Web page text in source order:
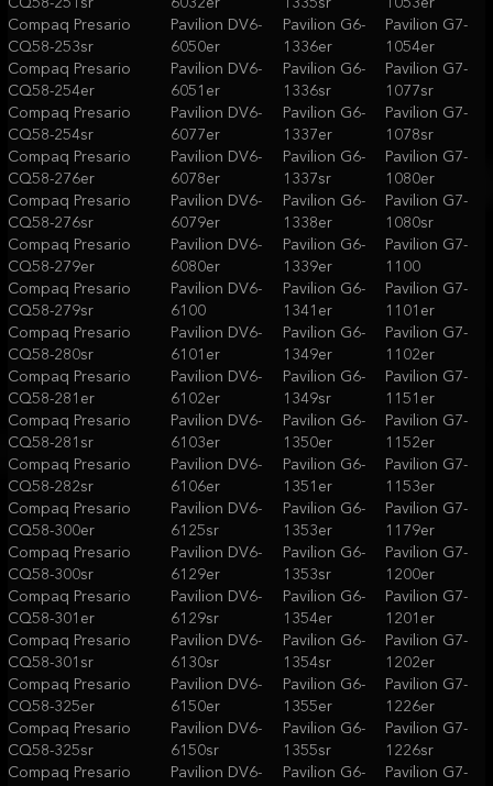
Compaq Presario
CQ58-253sr
Compaq Presario
CQ58-254er
Compaq Presario
CQ58-254sr
Compaq Presario
CQ58-276er
Compaq Presario
CQ58-276sr
Compaq Presario
CQ58-279er
Compaq Presario
CQ58-279sr
Compaq Presario
CQ58-280sr
Compaq Presario
CQ58-281er
Compaq Presario
CQ58-281sr
Compaq Presario
CQ58-282sr
Compaq Presario
CQ58-300er
Compaq Presario
CQ58-300sr
Compaq Presario
CQ58-301er
Compaq Presario
CQ58-301sr
Compaq Presario
CQ58-325er
Compaq Presario
CQ58-325sr
Compaq Presario
Pavilion DV6-
6050er
Pavilion DV6-
6051er
Pavilion DV6-
6077er
Pavilion DV6-
6078er
Pavilion DV6-
6079er
Pavilion DV6-
6080er
Pavilion DV6-
6100
Pavilion DV6-
6101er
Pavilion DV6-
6102er
Pavilion DV6-
6103er
Pavilion DV6-
6106er
Pavilion DV6-
6125sr
Pavilion DV6-
6129er
Pavilion DV6-
6129sr
Pavilion DV6-
6130sr
Pavilion DV6-
6150er
Pavilion DV6-
6150sr
Pavilion DV6-
Pavilion G6-
1336er
Pavilion G6-
1336sr
Pavilion G6-
1337er
Pavilion G6-
1337sr
Pavilion G6-
1338er
Pavilion G6-
1339er
Pavilion G6-
1341er
Pavilion G6-
1349er
Pavilion G6-
1349sr
Pavilion G6-
1350er
Pavilion G6-
1351er
Pavilion G6-
1353er
Pavilion G6-
1353sr
Pavilion G6-
1354er
Pavilion G6-
1354sr
Pavilion G6-
1355er
Pavilion G6-
1355sr
Pavilion G6-
Pavilion G7-
1054er
Pavilion G7-
1077sr
Pavilion G7-
1078sr
Pavilion G7-
1080er
Pavilion G7-
1080sr
Pavilion G7-
1100
Pavilion G7-
1101er
Pavilion G7-
1102er
Pavilion G7-
1151er
Pavilion G7-
1152er
Pavilion G7-
1153er
Pavilion G7-
1179er
Pavilion G7-
1200er
Pavilion G7-
1201er
Pavilion G7-
1202er
Pavilion G7-
1226er
Pavilion G7-
1226sr
Pavilion G7-